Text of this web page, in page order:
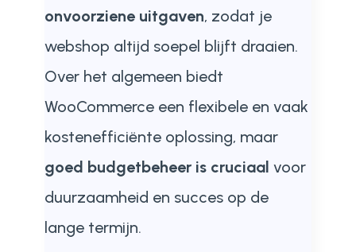
onvoorziene uitgaven, zodat je
webshop altijd soepel blijft draaien.
Over het algemeen biedt
WooCommerce een flexibele en vaak
kostenefficiënte oplossing, maar
goed budgetbeheer is cruciaal voor
duurzaamheid en succes op de
lange termijn.